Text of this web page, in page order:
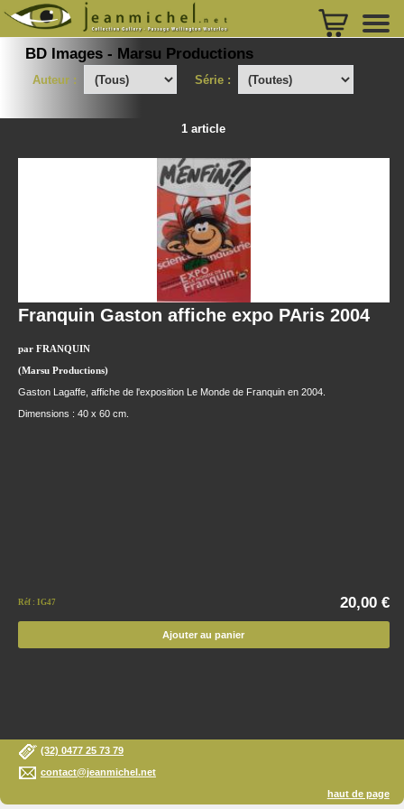
BD Images - Marsu Productions
Auteur : Série :
1 article
Franquin Gaston affiche expo PAris 2004
par FRANQUIN
(Marsu Productions)
Gaston Lagaffe, affiche de l'exposition Le Monde de Franquin en 2004.
Dimensions : 40 x 60 cm.
Réf : IG47 20,00 €
Ajouter au panier
(32) 0477 25 73 79
contact@jeanmichel.net
haut de page